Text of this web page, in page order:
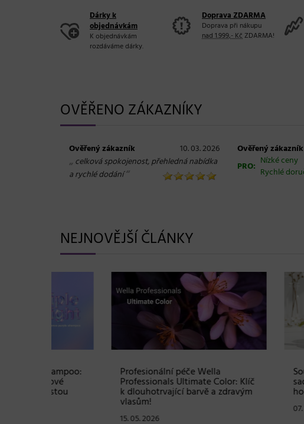
Dárky k
objednávkám
K objednávkám
rozdáváme dárky.
Doprava ZDARMA
Doprava při nákupu
nad 1.999,- KčZDARMA!
OVĚŘENO ZÁKAZNÍKY
Ověřený zákazník 10. 03. 2026
„ celková spokojenost, přehledná nabídka
a rychlé dodání“
Ověřený zákazník
PRO: Nízké ceny
Rychlé
NEJNOVĚJŠÍ ČLÁNKY
Profesionální péče Wella
Professionals Ultimate Color: Klíč
k dlouhotrvající barvě a zdravým
Soutěž ke
sadu s
hodnotě více